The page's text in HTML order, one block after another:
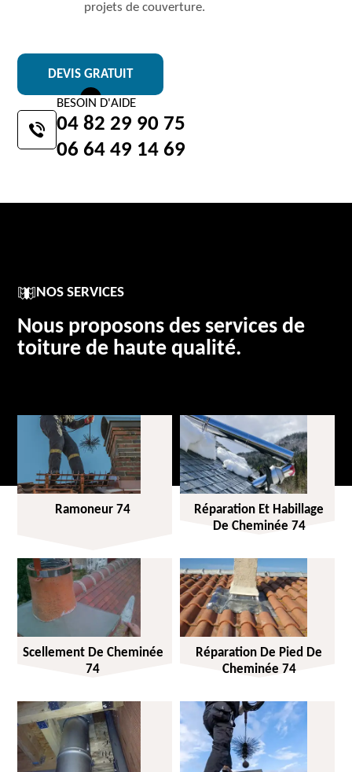
projets de couverture.
DEVIS GRATUIT
BESOIN D'AIDE
04 82 29 90 75
06 64 49 14 69
NOS SERVICES
Nous proposons des services de
toiture de haute qualité.
Ramoneur 74
Réparation Et Habillage
De Cheminée 74
Scellement De Cheminée
74
Réparation De Pied De
Cheminée 74